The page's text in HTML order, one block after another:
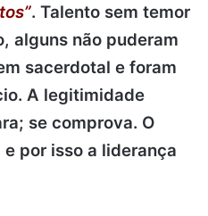
. Talento sem temor
alguns não puderam
sacerdotal e foram
A legitimidade
se comprova. O
por isso a liderança